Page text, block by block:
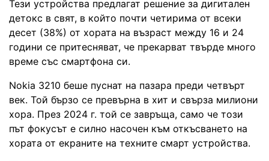
Тези устройства предлагат решение за дигитален
детокс в свят, в който почти четирима от всеки
десет (38%) от хората на възраст между 16 и 24
години се притесняват, че прекарват твърде много
време със смартфона си.
Nokia 3210 беше пуснат на пазара преди четвърт
век. Той бързо се превърна в хит и свърза милиони
хора. През 2024 г. той се завръща, само че този
път фокусът е силно насочен към откъсването на
хората от екраните на техните смарт устройства.